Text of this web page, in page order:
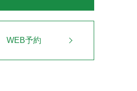
WEB予約